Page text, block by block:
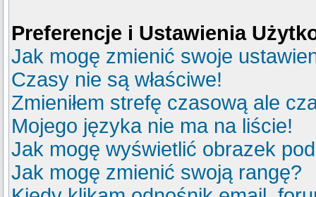
Preferencje i Ustawienia
Jak mogę zmienić swoje
Czasy nie są właściwe!
Zmieniłem strefę czasową ale
Mojego języka nie ma na liście!
Jak mogę wyświetlić obrazek
Jak mogę zmienić swoją rangę?